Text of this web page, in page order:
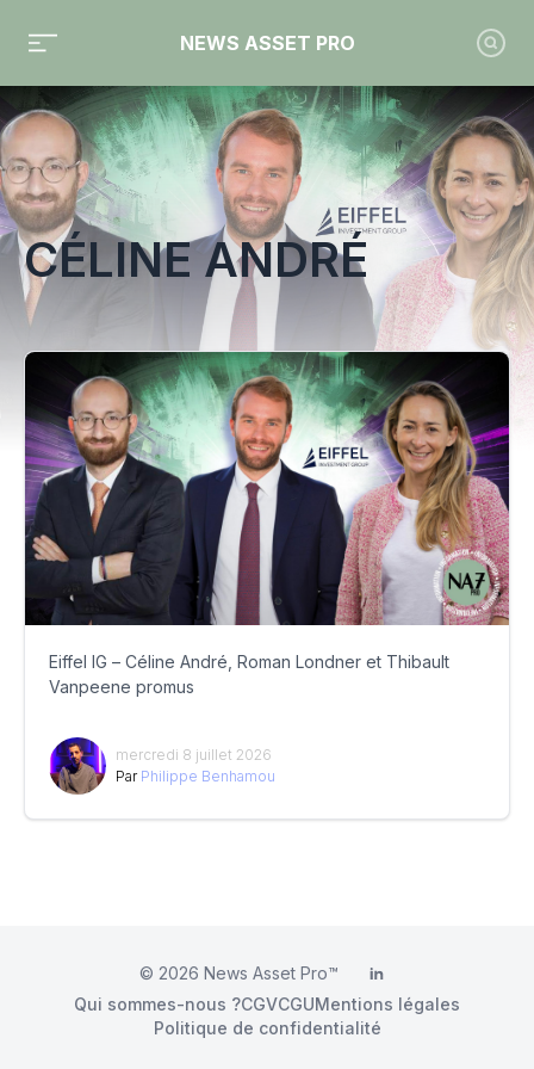
NEWS ASSET PRO
Toute l'actualité sur le tag "Céline André"
CÉLINE ANDRÉ
Eiffel IG – Céline André, Roman Londner et Thibault
Vanpeene promus
mercredi 8 juillet 2026
Par Philippe Benhamou
© 2026 News Asset Pro™ LinkedIn
Qui sommes-nous ?CGVCGUMentions légales
Politique de confidentialité